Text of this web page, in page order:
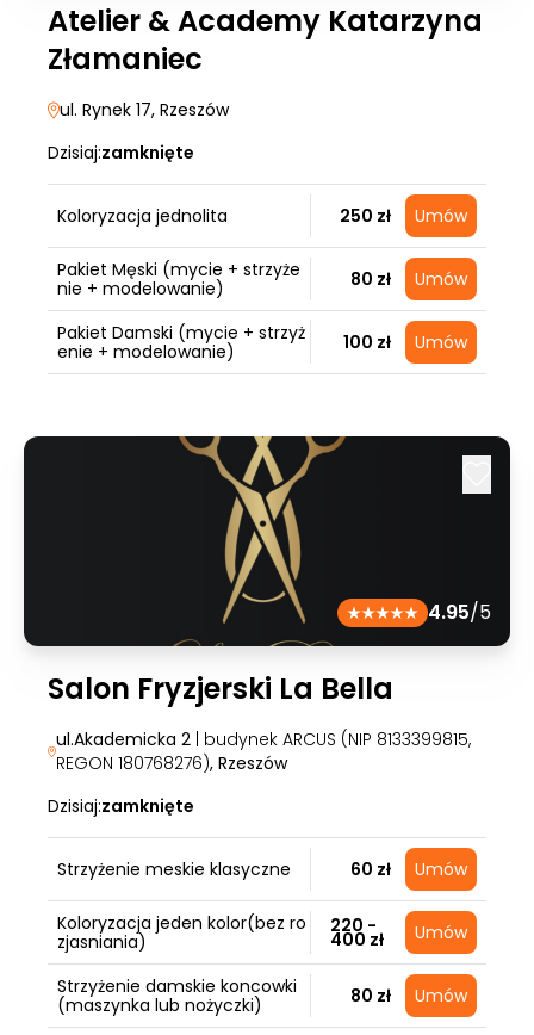
Atelier & Academy Katarzyna
Złamaniec
ul. Rynek 17, Rzeszów
Dzisiaj:zamknięte
Koloryzacja jednolita 250 zł Umów
Pakiet Męski (mycie + strzyże
nie + modelowanie)
80 zł Umów
Pakiet Damski (mycie + strzyż
enie + modelowanie)
100 zł Umów
4.95/5
Salon Fryzjerski La Bella
ul.Akademicka 2| budynek ARCUS (NIP 8133399815,
REGON 180768276), Rzeszów
Dzisiaj:zamknięte
Strzyżenie meskie klasyczne 60 zł Umów
Koloryzacja jeden kolor(bez ro
zjasniania)
220 -
400 zł Umów
Strzyżenie damskie koncowki
(maszynka lub nożyczki)
80 zł Umów